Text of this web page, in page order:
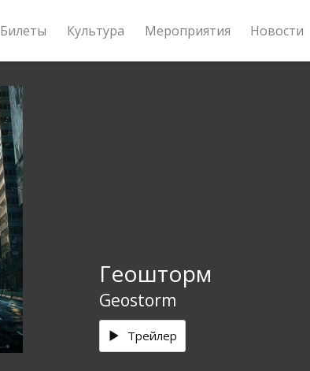
Билеты Культура Мероприятия Новости
Геошторм
Geostorm
Трейлер